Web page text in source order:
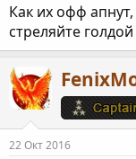
Как их офф
стреляйте
22 Окт 2016